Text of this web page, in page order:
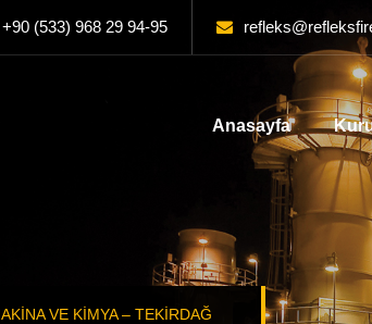
(533) 968 29 94-95
Anasayfa
VE KİMYA – TEKİRDAĞ